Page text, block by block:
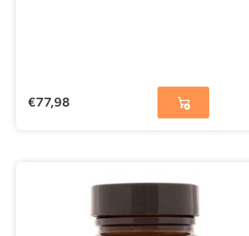
€77,98